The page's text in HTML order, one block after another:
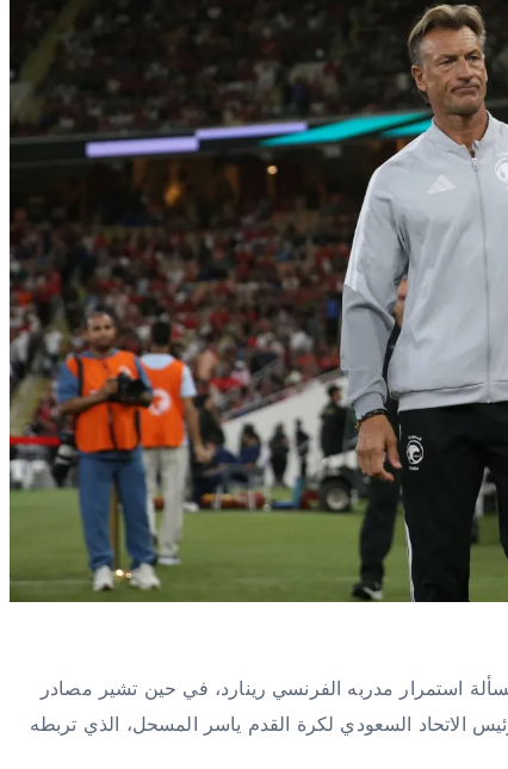
استمرار مدربه الفرنسي رينارد، في حين تشير مصادر
الاتحاد السعودي لكرة القدم ياسر المسحل، الذي تربطه